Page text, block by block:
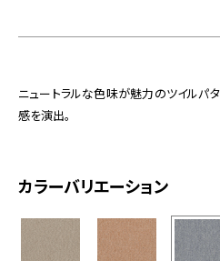
EN CN
ニュートラルな色味が魅力のツイルパ
感を演出。
カラーバリエーション